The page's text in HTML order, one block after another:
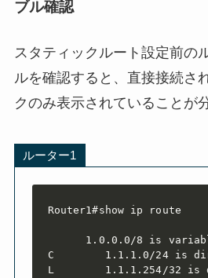
ブル確認
スタティックルート設定前の
ルを確認すると、直接接続さ
クのみ表示されていることが
ルーター1
Router1#show ip route
1.0.0.0/8 is
C        1.1.1.0/24 is
L        1.1.1.254/32 is